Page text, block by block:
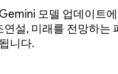
모델 업데이트
설, 미래를 전망하는
니다.